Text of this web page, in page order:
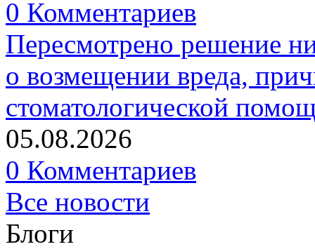
0 Комментариев
Пересмотрено решение
о возмещении вреда,
стоматологической
05.08.2026
0 Комментариев
Все новости
Блоги